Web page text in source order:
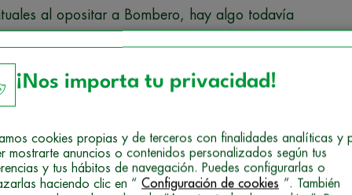
al opositar a Bombero, hay algo todavía
o las dudas acerca de nuestra propia
nuestras metas.
difíciles
, no necesitas ser un atleta
memorística. Prácticamentecualquier
forma adecuada, con tiempo suficiente y sin
¡Nos importa tu privacidad!
cookies propias y de terceros con finalidades analíticas y
mostrarte anuncios o contenidos personalizados según tus
y tus hábitos de navegación. Puedes configurarlas o
haciendo clic en “ Configuración de cookies ”. También